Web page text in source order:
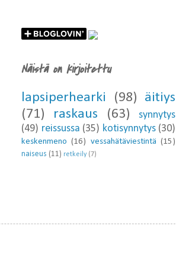
Näistä on kirjoitettu
lapsiperhearki (98)
äitiys
(71)
raskaus (63)
synnytys
(49) reissussa (35) kotisynnytys (30)
keskenmeno (16) vessahätäviestintä (15)
naiseus (11) retkeily (7)